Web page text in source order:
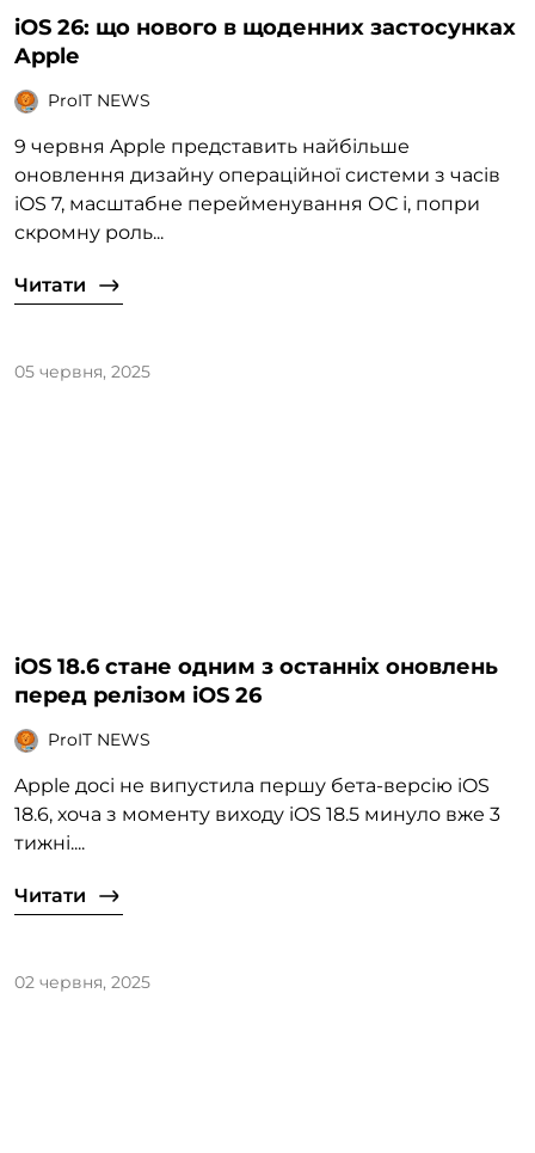
iOS 26: що нового в щоденних застосунках
Apple
ProIT NEWS
9 червня Apple представить найбільше
оновлення дизайну операційної системи з часів
iOS 7, масштабне перейменування ОС і, попри
скромну роль...
Читати
05 червня, 2025
iOS 18.6 стане одним з останніх оновлень
перед релізом iOS 26
ProIT NEWS
Apple досі не випустила першу бета-версію iOS
18.6, хоча з моменту виходу iOS 18.5 минуло вже 3
тижні....
Читати
02 червня, 2025